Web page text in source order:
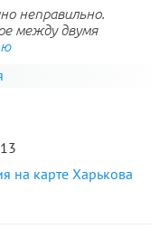
неправильно.
между двумя
на карте Харькова